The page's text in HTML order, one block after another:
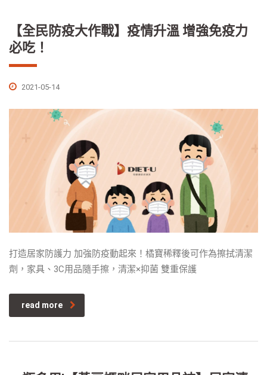
【全民防疫大作戰】疫情升溫 增強免疫力
必吃！
2021-05-14
打造居家防護力 加強防疫動起來！橘寶稀釋後可作為擦拭清潔
劑，家具、3C用品隨手擦，清潔×抑菌 雙重保護
read more